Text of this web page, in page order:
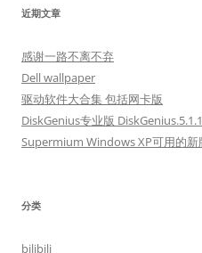
近期文章
感谢一路不离不弃
Dell wallpaper
驱动软件大合集 包括网卡版
DiskGenius专业版
Supermium Windows XP可用的
分类
bilibili